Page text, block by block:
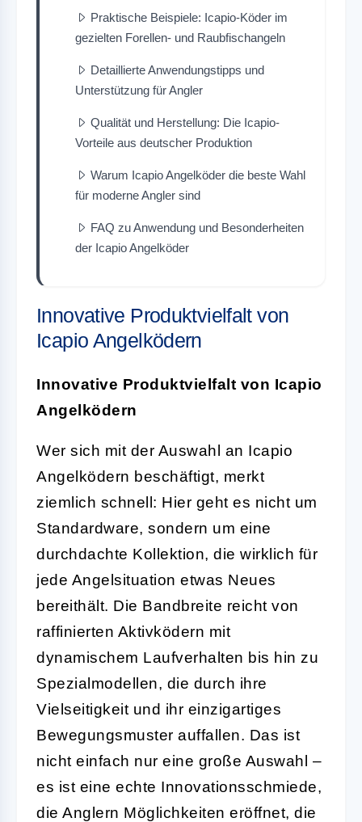
Praktische Beispiele: Icapio-Köder im
gezielten Forellen- und Raubfischangeln
Detaillierte Anwendungstipps und
Unterstützung für Angler
Qualität und Herstellung: Die Icapio-
Vorteile aus deutscher Produktion
Warum Icapio Angelköder die beste Wahl
für moderne Angler sind
FAQ zu Anwendung und Besonderheiten
der Icapio Angelköder
Innovative Produktvielfalt von
Icapio Angelködern
Innovative Produktvielfalt von Icapio
Angelködern
Wer sich mit der Auswahl an Icapio
Angelködern beschäftigt, merkt
ziemlich schnell: Hier geht es nicht um
Standardware, sondern um eine
durchdachte Kollektion, die wirklich für
jede Angelsituation etwas Neues
bereithält. Die Bandbreite reicht von
raffinierten Aktivködern mit
dynamischem Laufverhalten bis hin zu
Spezialmodellen, die durch ihre
Vielseitigkeit und ihr einzigartiges
Bewegungsmuster auffallen. Das ist
nicht einfach nur eine große Auswahl –
es ist eine echte Innovationsschmiede,
die Anglern Möglichkeiten eröffnet, die